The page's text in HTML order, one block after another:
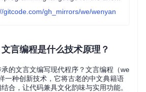
gitcode.com/gh_mirrors/we/wenyan
言编程是什么技术原理？
的文言文编写现代程序？文言编程（we
一种创新技术，它将古老的中文典籍语
合，让代码兼具文化韵味与实用功能。